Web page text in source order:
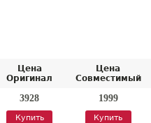
Цена
Оригинал
Цена
Совместимый
3928
Купить
1999
Купить